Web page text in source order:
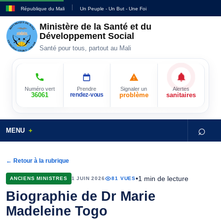
République du Mali Un Peuple - Un But - Une Foi
Ministère de la Santé et du
Développement Social
Santé pour tous, partout au Mali
Numéro vert
36061
Prendre
rendez-vous
Signaler un
problème
Alertes
sanitaires
MENU ⌕
← Retour à la rubrique
ANCIENS MINISTRES 1 JUIN 2026 81 VUES•1 min de lecture
Biographie de Dr Marie
Madeleine Togo